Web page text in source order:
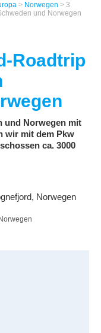
> Norwegen > 3
und Norwegen
Roadtrip
und Norwegen mit
wir mit dem Pkw
ca. 3000